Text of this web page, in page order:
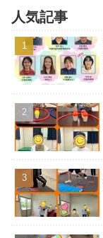
人気記事